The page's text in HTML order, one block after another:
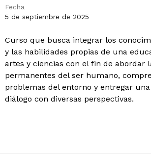
Fecha
5 de septiembre de 2025
Curso que busca integrar los
y las habilidades propias de una
artes y ciencias con el fin de abordar
permanentes del ser humano,
problemas del entorno y entregar
diálogo con diversas perspectivas.